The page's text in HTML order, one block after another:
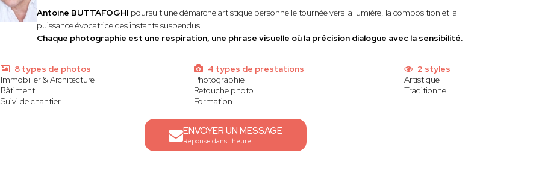
Antoine BUTTAFOGHI poursuit une démarche artistique personnelle tournée vers la lumière, la composition et la
puissance évocatrice des instants suspendus.
Chaque photographie est une respiration, une phrase visuelle où la précision dialogue avec la sensibilité.
8 types de photos
Immobilier & Architecture
Bâtiment
Suivi de chantier
4 types de prestations
Photographie
Retouche photo
Formation
2 styles
Artistique
Traditionnel
ENVOYER UN MESSAGE
Réponse dans l'heure